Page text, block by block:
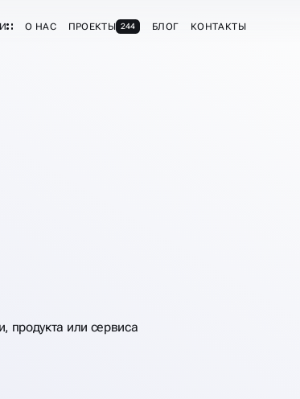
О НАС ПРОЕКТЫ 244 БЛОГ КОНТАКТЫ
продукта или сервиса